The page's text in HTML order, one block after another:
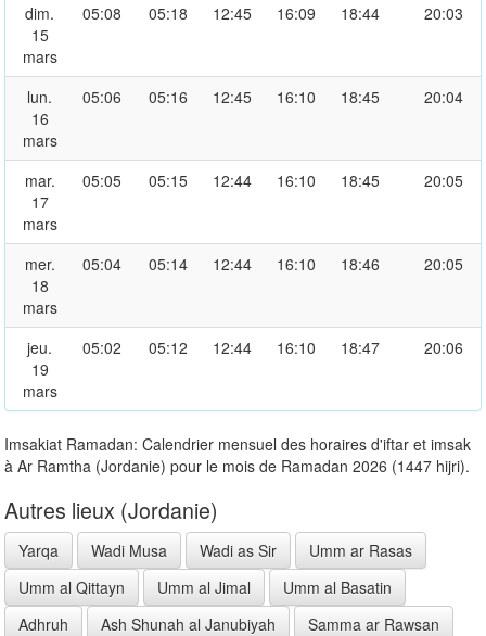
dim.
15
mars
05:08 05:18 12:45 16:09 18:44 20:03
lun.
16
mars
05:06 05:16 12:45 16:10 18:45 20:04
mar.
17
mars
05:05 05:15 12:44 16:10 18:45 20:05
mer.
18
mars
05:04 05:14 12:44 16:10 18:46 20:05
jeu.
19
mars
05:02 05:12 12:44 16:10 18:47 20:06
Imsakiat Ramadan: Calendrier mensuel des horaires d'iftar et imsak
à Ar Ramtha (Jordanie) pour le mois de Ramadan 2026 (1447 hijri).
Autres lieux (Jordanie)
Yarqa Wadi Musa Wadi as Sir
Umm ar Rasas
Umm al Qittayn
Umm al Jimal
Umm al Basatin
Adhruh
Ash Shunah al Janubiyah
Samma ar Rawsan